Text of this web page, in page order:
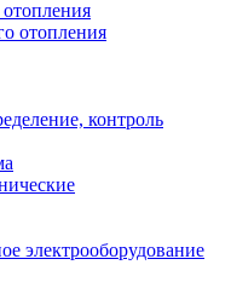
отопления
контроль
электрооборудование